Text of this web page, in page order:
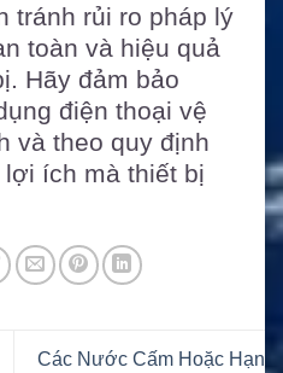
tránh rủi ro pháp lý
toàn và hiệu quả
Hãy đảm bảo
điện thoại vệ
và theo quy định
ích mà thiết bị
Các Nước Cấm Hoặc Hạn